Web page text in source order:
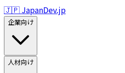
🇯🇵 JapanDev.jp
企業向け
人材向け